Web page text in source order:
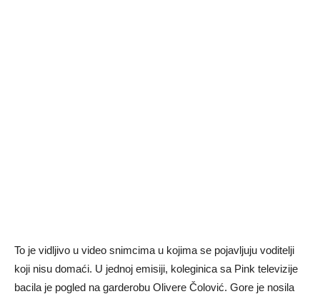
To je vidljivo u video snimcima u kojima se pojavljuju voditelji
koji nisu domaći. U jednoj emisiji, koleginica sa Pink televizije
bacila je pogled na garderobu Olivere Čolović. Gore je nosila